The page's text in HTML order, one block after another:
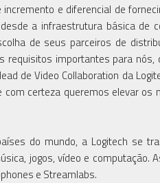
e diferencial de
a infraestrutura básica de
de seus parceiros de
requisitos importantes para
de Video Collaboration da
certeza queremos elevar
do mundo, a Logitech se
jogos, vídeo e computação.
e Streamlabs.